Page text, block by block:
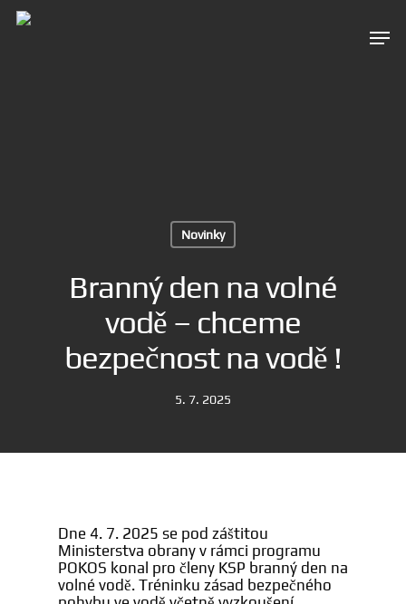
Novinky
Branný den na volné
vodě – chceme
bezpečnost na vodě !
5. 7. 2025
Dne 4. 7. 2025 se pod záštitou
Ministerstva obrany v rámci programu
POKOS konal pro členy KSP branný den na
volné vodě. Tréninku zásad bezpečného